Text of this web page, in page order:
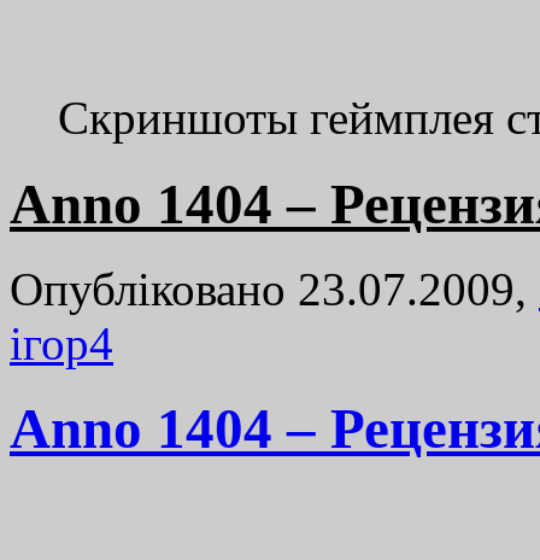
Скриншоты геймплея
Anno 1404 –
Опубліковано 23.07.2009,
ігор4
Anno 1404 –